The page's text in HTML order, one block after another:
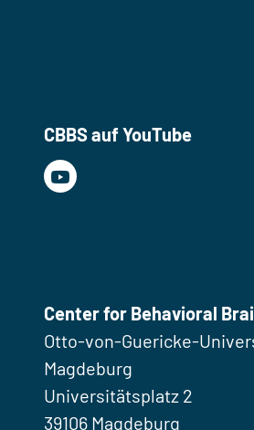
CBBS auf YouTube
Center for Behavioral
Otto-von-Guericke-
Magdeburg
Universitätsplatz 2
39106 Magdeburg